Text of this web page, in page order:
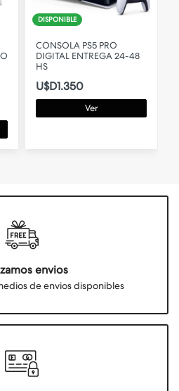
DISPONIBLE
CONSOLA PS5 PRO
DIGITAL ENTREGA 24-48
HS
U$D1.350
Ver
envios
de envios disponibles